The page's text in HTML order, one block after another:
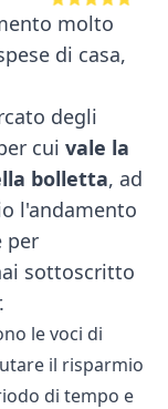
molto
di casa,
degli
cui vale la
bolletta, ad
l'andamento
per
sottoscritto
le voci di
il risparmio
di tempo e